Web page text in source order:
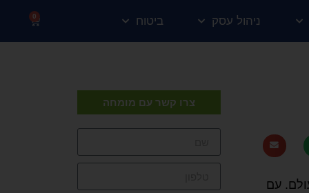
ניהול עסק ביטוח 0
עם
צרו קשר עם מומחה